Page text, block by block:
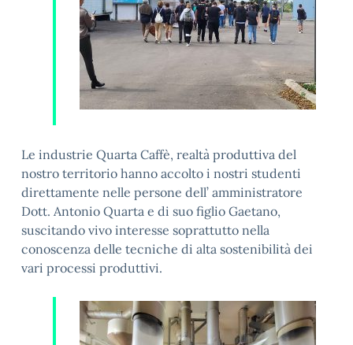
Le industrie Quarta Caffè, realtà produttiva del
nostro territorio hanno accolto i nostri studenti
direttamente nelle persone dell’ amministratore
Dott. Antonio Quarta e di suo figlio Gaetano,
suscitando vivo interesse soprattutto nella
conoscenza delle tecniche di alta sostenibilità dei
vari processi produttivi.